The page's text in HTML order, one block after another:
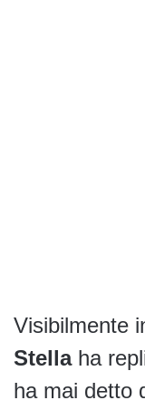
Visibilmente
Stella ha
ha mai detto